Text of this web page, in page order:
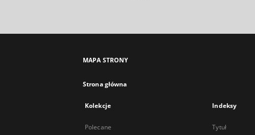
MAPA STRONY
Strona główna
Kolekcje
Polecane
Indeksy
Tytuł